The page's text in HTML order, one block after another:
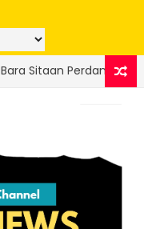
Ditjen Gakkum ESDM